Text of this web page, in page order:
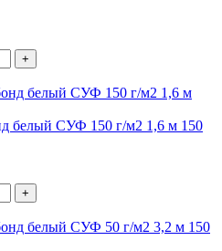
белый СУФ 150 г/м2 1,6 м 150